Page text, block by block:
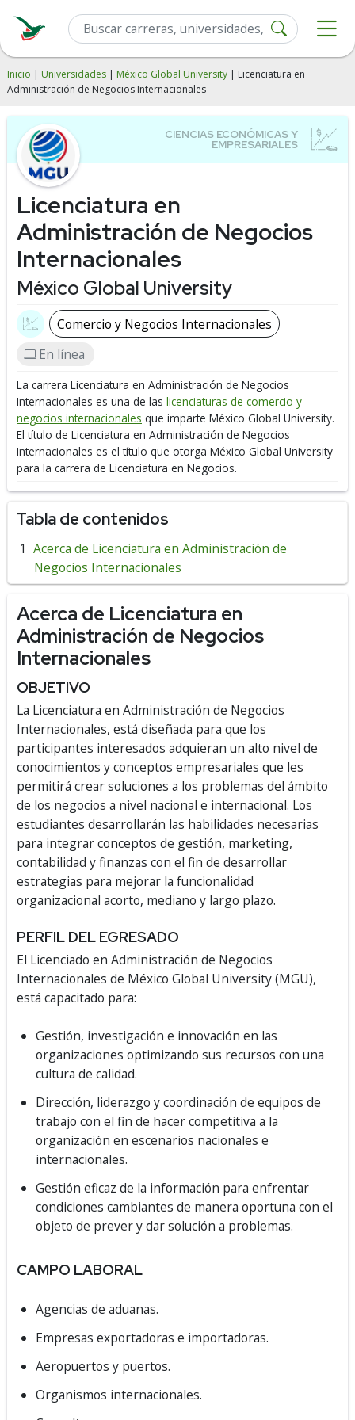
Inicio | Universidades | México Global University | Licenciatura en
Administración de Negocios Internacionales
Licenciatura en
Administración de Negocios
Internacionales
México Global University
Comercio y Negocios Internacionales
En línea
La carrera Licenciatura en Administración de Negocios
Internacionales es una de las licenciaturas de comercio y
negocios internacionales que imparte México Global University.
El título de Licenciatura en Administración de Negocios
Internacionales es el título que otorga México Global University
para la carrera de Licenciatura en Negocios.
Tabla de contenidos
Acerca de Licenciatura en Administración de
Negocios Internacionales
Acerca de Licenciatura en
Administración de Negocios
Internacionales
OBJETIVO
La Licenciatura en Administración de Negocios
Internacionales, está diseñada para que los
participantes interesados adquieran un alto nivel de
conocimientos y conceptos empresariales que les
permitirá crear soluciones a los problemas del ámbito
de los negocios a nivel nacional e internacional. Los
estudiantes desarrollarán las habilidades necesarias
para integrar conceptos de gestión, marketing,
contabilidad y finanzas con el fin de desarrollar
estrategias para mejorar la funcionalidad
organizacional acorto, mediano y largo plazo.
PERFIL DEL EGRESADO
El Licenciado en Administración de Negocios
Internacionales de México Global University (MGU),
está capacitado para:
Gestión, investigación e innovación en las
organizaciones optimizando sus recursos con una
cultura de calidad.
Dirección, liderazgo y coordinación de equipos de
trabajo con el fin de hacer competitiva a la
organización en escenarios nacionales e
internacionales.
Gestión eficaz de la información para enfrentar
condiciones cambiantes de manera oportuna con el
objeto de prever y dar solución a problemas.
CAMPO LABORAL
Agencias de aduanas.
Empresas exportadoras e importadoras.
Aeropuertos y puertos.
Organismos internacionales.